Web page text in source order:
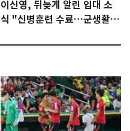
이신영, 뒤늦게 알린 입대 소
식 "신병훈련 수료…군생활